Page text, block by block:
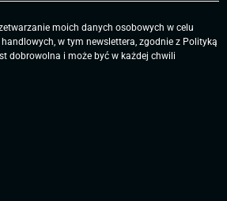
moich danych osobowych w celu
w tym newslettera, zgodnie z Polityką
dobrowolna i może być w każdej chwili